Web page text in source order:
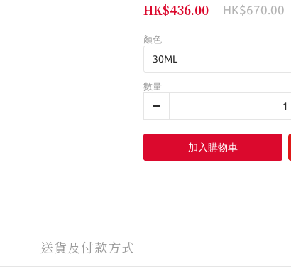
HK$670.00
HK$436.00
顏色
數量
加入購物車
送貨及付款方式